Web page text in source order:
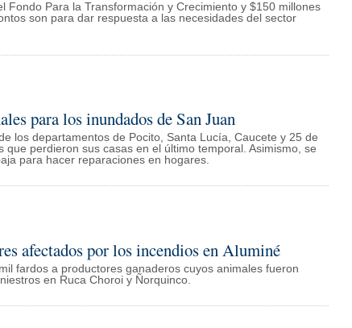
Fondo Para la Transformación y Crecimiento y $150 millones
son para dar respuesta a las necesidades del sector
para los inundados de San Juan
los departamentos de Pocito, Santa Lucía, Caucete y 25 de
que perdieron sus casas en el último temporal. Asimismo, se
para hacer reparaciones en hogares.
afectados por los incendios en Aluminé
fardos a productores ganaderos cuyos animales fueron
en Ruca Choroi y Ñorquinco.